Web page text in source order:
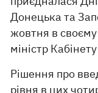
Донецька та
жовтня в
міністр
Рішення про
рівня в цих